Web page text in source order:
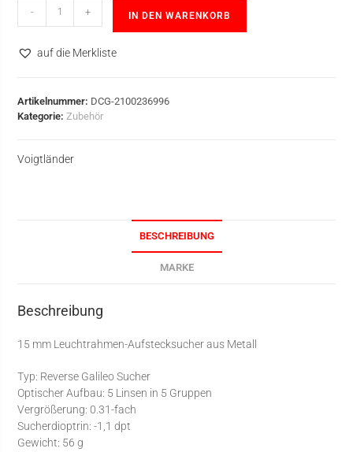
- + IN DEN WARENKORB
auf die Merkliste
Artikelnummer: DCG-2100236996
Kategorie:Zubehör
Voigtländer
BESCHREIBUNG
MARKE
Beschreibung
15 mm Leuchtrahmen-Aufstecksucher aus Metall
Typ: Reverse Galileo Sucher
Optischer Aufbau: 5 Linsen in 5 Gruppen
Vergrößerung: 0.31-fach
Sucherdioptrin: -1,1 dpt
Gewicht: 56 g